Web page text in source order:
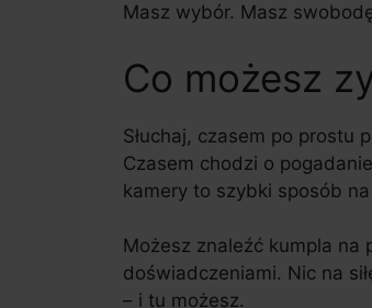
Masz wybór. Masz
Co możesz
Słuchaj, czasem po prostu
Czasem chodzi o
kamery to szybki sposób
Możesz znaleźć kumpla na
doświadczeniami. Nic na
– i tu możesz.